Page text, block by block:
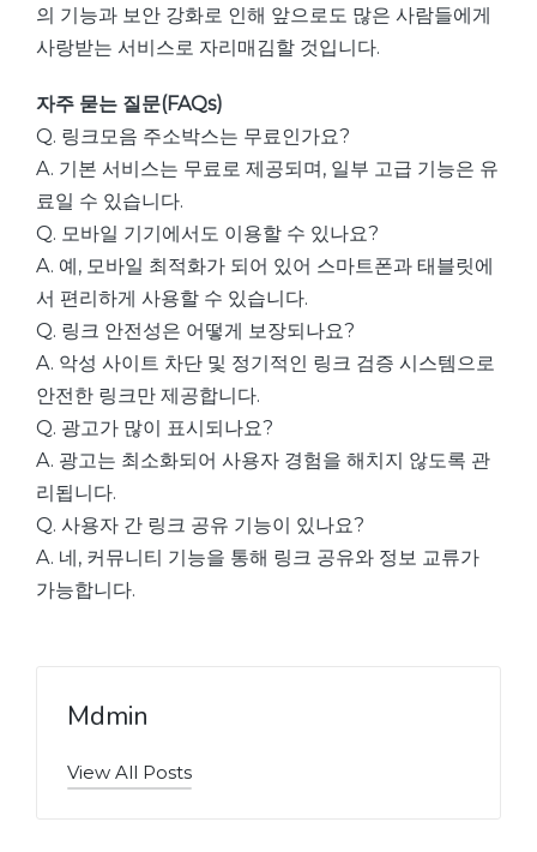
의 기능과 보안 강화로 인해 앞으로도 많은 사람들에게
사랑받는 서비스로 자리매김할 것입니다.
자주 묻는 질문(FAQs)
Q. 링크모음 주소박스는 무료인가요?
A. 기본 서비스는 무료로 제공되며, 일부 고급 기능은 유
료일 수 있습니다.
Q. 모바일 기기에서도 이용할 수 있나요?
A. 예, 모바일 최적화가 되어 있어 스마트폰과 태블릿에
서 편리하게 사용할 수 있습니다.
Q. 링크 안전성은 어떻게 보장되나요?
A. 악성 사이트 차단 및 정기적인 링크 검증 시스템으로
안전한 링크만 제공합니다.
Q. 광고가 많이 표시되나요?
A. 광고는 최소화되어 사용자 경험을 해치지 않도록 관
리됩니다.
Q. 사용자 간 링크 공유 기능이 있나요?
A. 네, 커뮤니티 기능을 통해 링크 공유와 정보 교류가
가능합니다.
Mdmin
View All Posts